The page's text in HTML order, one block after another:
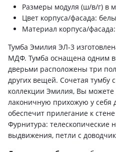
Размеры модуля (ш/в/г) в
Цвет корпуса/фасада:
Материал корпуса/
Тумба Эмилия ЭЛ-3
МДФ. Тумба оснащена одним
дверьми расположены три
других вещей. Сочетая тумбу
коллекции Эмилия, Вы можете
лаконичную прихожую у себя
обеспечит прилегание к
Фурнитура: телескопические
выдвижения, петли с